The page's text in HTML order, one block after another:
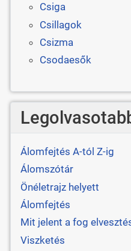
Csiga
Csillagok
Csizma
Csodaesők
Álomfejtés A-tól Z-ig
Álomszótár
Önéletrajz helyett
Álomfejtés
Mit jelent a fog
Viszketés